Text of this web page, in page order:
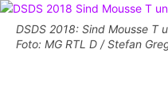
DSDS 2018: Sind Mousse T
Foto: MG RTL D / Stefan